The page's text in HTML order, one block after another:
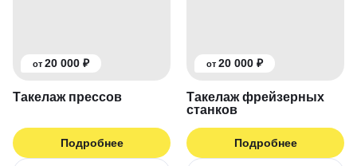
от 20 000 ₽
Такелаж прессов
Подробнее
от 20 000 ₽
Такелаж фрейзерных
станков
Подробнее